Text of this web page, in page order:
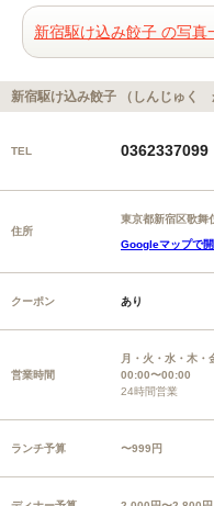
新宿駆け込み餃子 の写真
新宿駆け込み餃子 （しんじゅく
TEL 0362337099
住所
東京都新宿区歌舞
Googleマップで開
クーポン あり
営業時間
月・火・水・木・
00:00〜00:00
24時間営業
ランチ予算 〜999円